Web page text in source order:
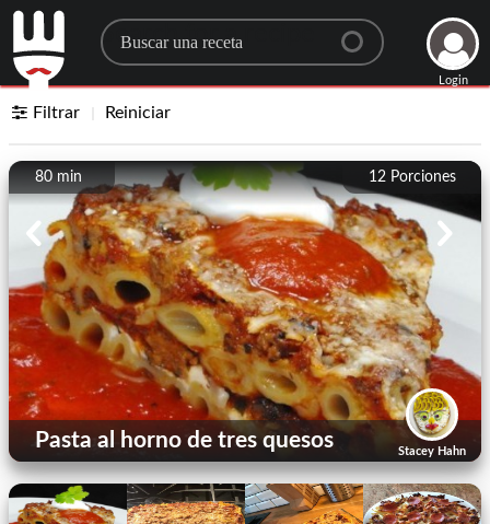
Search for a recipe
Login
Filtrar Reiniciar
12 Porciones
80 min
Stacey Hahn
Pasta al horno de tres quesos